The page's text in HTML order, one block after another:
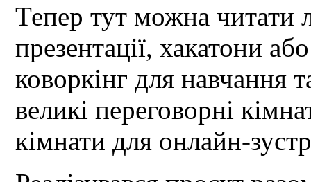
Тепер тут можна читати
презентації, хакатони
коворкінг для навчання
великі переговорні
кімнати для онлайн-